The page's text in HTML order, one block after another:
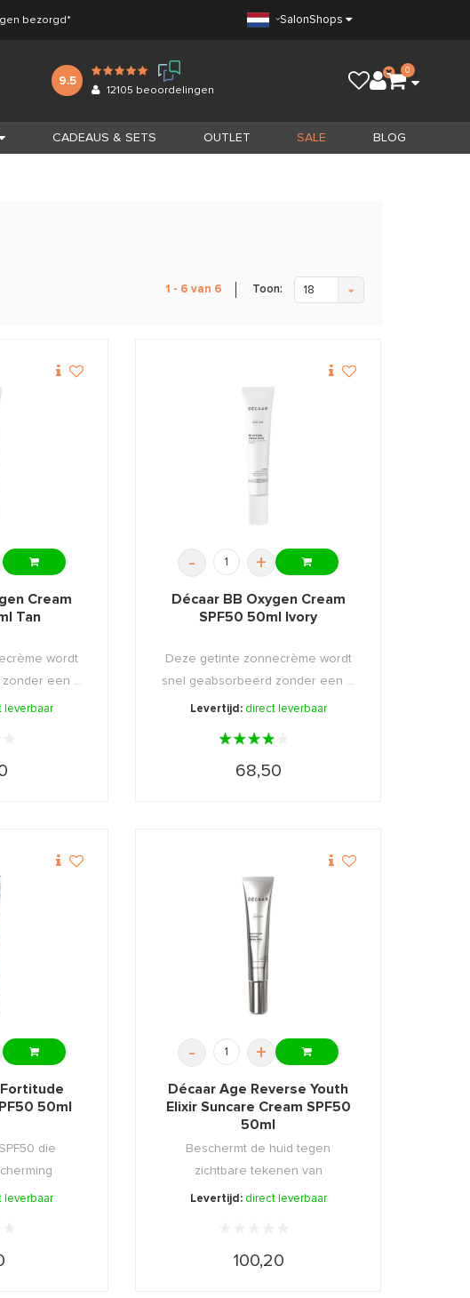
bezorgd* SalonShops
9.5
12105 beoordelingen
0
CADEAUS & SETS OUTLET SALE BLOG
1 - 6 van 6 Toon: 18
Cream
Tan
wordt
een ...
leverbaar
- +
Décaar BB Oxygen Cream
SPF50 50ml Ivory
Deze getinte zonnecrème wordt
snel geabsorbeerd zonder een ...
Levertijd: direct leverbaar
68,50
50ml
die
...
leverbaar
- +
Décaar Age Reverse Youth
Elixir Suncare Cream SPF50
50ml
Beschermt de huid tegen
zichtbare tekenen van
veroudering en ...
Levertijd: direct leverbaar
100,20